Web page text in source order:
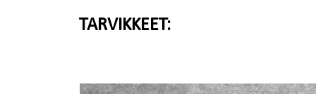
TARVIKKEET: